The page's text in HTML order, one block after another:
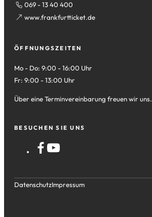
069 - 13 40 400
www.frankfurtticket.de
(Öffnet
Tab)
ÖFFNUNGSZEITEN
Mo - Do: 9:00 - 16:00 Uhr
Fr: 9:00 - 13:00 Uhr
Über eine Terminvereinbarung freuen wir uns.
BESUCHEN SIE UNS
DatenschutzImpressum